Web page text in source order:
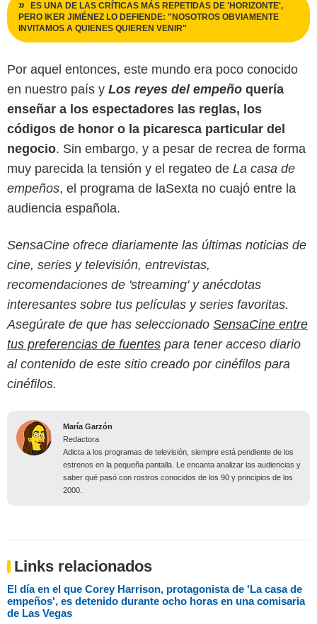
ES UNA DE LAS CRÍTICAS MÁS REPETIDAS DE 'HORIZONTE',
PERO IKER JIMÉNEZ LO DEFIENDE: "NOSOTROS OBVIAMENTE
INVITAMOS A QUIENES QUIEREN VENIR"
Por aquel entonces, este mundo era poco conocido
en nuestro país y Los reyes del empeño quería
enseñar a los espectadores las reglas, los
códigos de honor o la picaresca particular del
negocio. Sin embargo, y a pesar de recrea de forma
muy parecida la tensión y el regateo de La casa de
empeños, el programa de laSexta no cuajó entre la
audiencia española.
SensaCine ofrece diariamente las últimas noticias de
cine, series y televisión, entrevistas,
recomendaciones de 'streaming' y anécdotas
interesantes sobre tus películas y series favoritas.
Asegúrate de que has seleccionado SensaCine entre
tus preferencias de fuentes para tener acceso diario
al contenido de este sitio creado por cinéfilos para
cinéfilos.
María Garzón
Redactora
Adicta a los programas de televisión, siempre está pendiente de los
estrenos en la pequeña pantalla. Le encanta analizar las audiencias y
saber qué pasó con rostros conocidos de los 90 y principios de los
2000.
Links relacionados
El día en el que Corey Harrison, protagonista de 'La casa de
empeños', es detenido durante ocho horas en una comisaria
de Las Vegas